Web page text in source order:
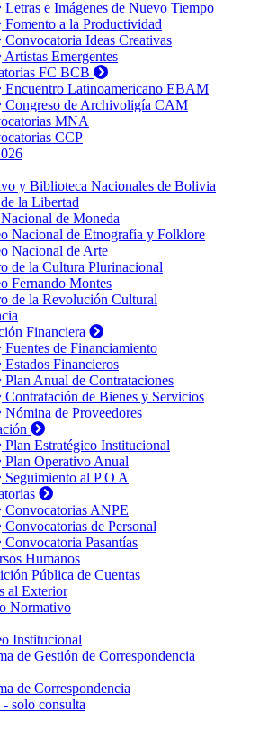
Letras e Imágenes de Nuevo Tiempo
Fomento a la Productividad
Convocatoria Ideas Creativas
Artistas Emergentes
FC BCB
Encuentro Latinoamericano EBAM
Congreso de Archivoligía CAM
MNA
CCP
y Biblioteca Nacionales de Bolivia
la Libertad
de Moneda
Nacional de Etnografía y Folklore
Nacional de Arte
de la Cultura Plurinacional
Fernando Montes
de la Revolución Cultural
Financiera
Fuentes de Financiamiento
Estados Financieros
Plan Anual de Contrataciones
Contratación de Bienes y Servicios
Nómina de Proveedores
Plan Estratégico Institucional
Plan Operativo Anual
Seguimiento al P O A
Convocatorias ANPE
Convocatorias de Personal
Convocatoria Pasantías
Humanos
Pública de Cuentas
al Exterior
Normativo
Institucional
de Gestión de Correspondencia
de Correspondencia
solo consulta